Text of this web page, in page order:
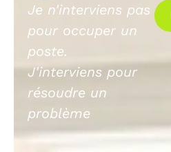
Je n'interviens pas
pour occuper un
poste.
J'interviens pour
résoudre un
problème